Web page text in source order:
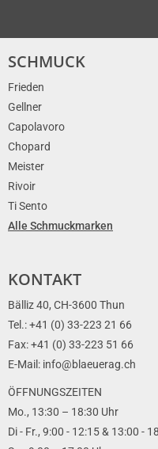
SCHMUCK
Frieden
Gellner
Capolavoro
Chopard
Meister
Rivoir
Ti Sento
Alle Schmuckmarken
KONTAKT
Bälliz 40, CH-3600 Thun
Tel.: +41 (0) 33-223 21 66
Fax: +41 (0) 33-223 51 66
E-Mail: info@blaeuerag.ch
ÖFFNUNGSZEITEN
Mo., 13:30 – 18:30 Uhr
Di - Fr., 9:00 - 12:15 & 13:00 -